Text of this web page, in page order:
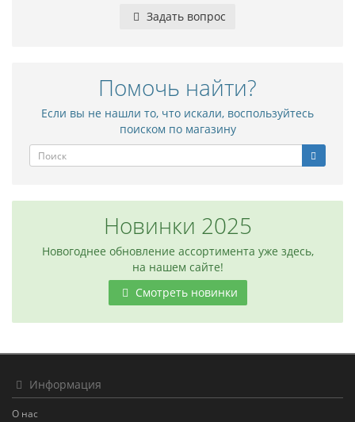
Задать вопрос
Помочь найти?
Если вы не нашли то, что искали, воспользуйтесь
поиском по магазину
Новинки 2025
Новогоднее обновление ассортимента уже здесь,
на нашем сайте!
Смотреть новинки
Информация
О нас